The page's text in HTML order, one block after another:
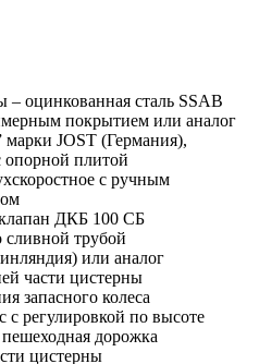
оцинкованная сталь SSAB
покрытием или аналог
JOST (Германия),
опорной плитой
с ручным
ДКБ 100 СБ
сливной трубой
или аналог
части цистерны
запасного колеса
с регулировкой по высоте
дорожка
цистерны